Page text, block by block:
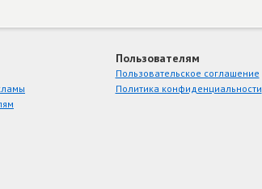
Пользователям
Пользовательское соглашение
Политика конфиденциальности